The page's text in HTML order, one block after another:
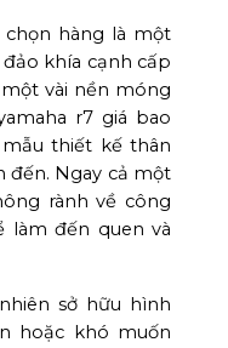
chọn hàng là một
khía cạnh cấp
vài nền móng
r7 giá bao
thiết kế thân
đến. Ngay cả một
rành về công
làm đến quen và
sở hữu hình
hoặc khó muốn